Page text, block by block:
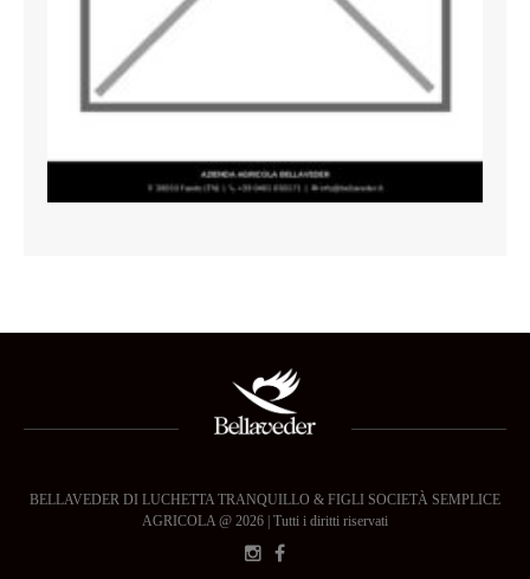
BELLAVEDER DI LUCHETTA TRANQUILLO & FIGLI SOCIETÀ SEMPLICE
AGRICOLA @ 2026 | Tutti i diritti riservati